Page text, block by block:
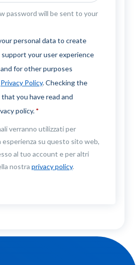
password will be sent to your
personal data to create
your user experience
for other purposes
Privacy Policy. Checking the
you have read and
policy.*
verranno utilizzati per
esperienza su questo sito web,
al tuo account e per altri
nostra privacy policy.